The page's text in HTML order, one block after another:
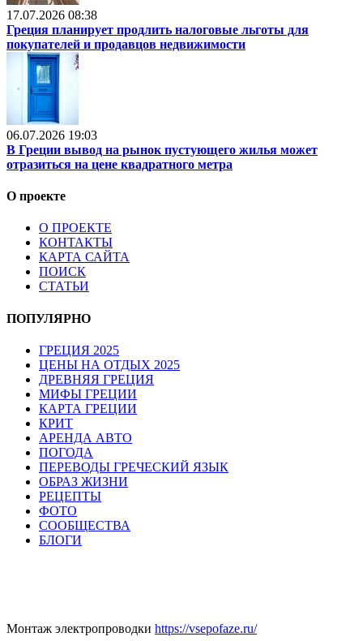
17.07.2026 08:38
Греция планирует продлить налоговые льготы для
покупателей и продавцов недвижимости
06.07.2026 19:03
В Греции вывод на рынок пустующего жилья может
отразиться на цене квадратного метра
О проекте
О ПРОЕКТЕ
КОНТАКТЫ
КАРТА САЙТА
ПОИСК
СТАТЬИ
ПОПУЛЯРНО
ГРЕЦИЯ 2025
ЦЕНЫ НА ОТДЫХ 2025
ДРЕВНЯЯ ГРЕЦИЯ
МИФЫ ГРЕЦИИ
КАРТА ГРЕЦИИ
КРИТ
АРЕНДА АВТО
ПОГОДА
ПЕРЕВОДЫ ГРЕЧЕСКИЙ ЯЗЫК
ОБРАЗ ЖИЗНИ
РЕЦЕПТЫ
ФОТО
СООБЩЕСТВА
БЛОГИ
Монтаж электропроводки https://vsepofaze.ru/